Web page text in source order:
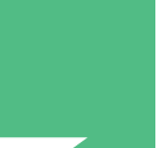
Inget